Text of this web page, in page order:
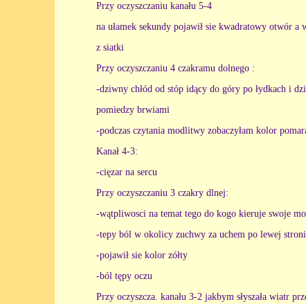
Przy oczyszczaniu kanału 5-4
na ułamek sekundy pojawił sie kwadratowy otwór a
z siatki
Przy oczyszczaniu 4 czakramu dolnego :
-dziwny chłód od stóp idący do góry po łydkach i
pomiedzy brwiami
-podczas czytania modlitwy zobaczyłam kolor
Kanał 4-3:
-cięzar na sercu
Przy oczyszczaniu 3 czakry dlnej:
-wątpliwosci na temat tego do kogo kieruje swoje
-tepy ból w okolicy zuchwy za uchem po lewej
-pojawił sie kolor zółty
-ból tępy oczu
Przy oczyszcza. kanału 3-2 jakbym słyszała wiatr